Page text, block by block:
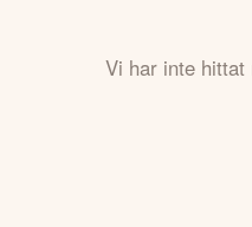
Vi har inte hittat